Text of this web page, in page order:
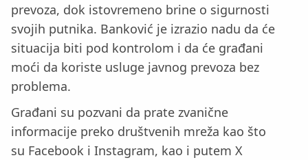
prevoza, dok istovremeno brine o sigurnosti
svojih putnika. Banković je izrazio nadu da će
situacija biti pod kontrolom i da će građani
moći da koriste usluge javnog prevoza bez
problema.
Građani su pozvani da prate zvanične
informacije preko društvenih mreža kao što
su Facebook i Instagram, kao i putem X